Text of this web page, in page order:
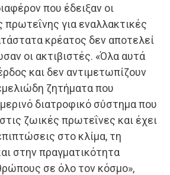
που έδειξαν οι
πρωτεΐνης για εναλλακτικές
κρέατος δεν αποτελεί
οι ακτιβιστές. «Όλα αυτά
και δεν αντιμετωπίζουν
ζητήματα που
διατροφικό σύστημα που
ζωικές πρωτεΐνες και έχει
στο κλίμα, τη
στην πραγματικότητα
σε όλο τον κόσμο»,